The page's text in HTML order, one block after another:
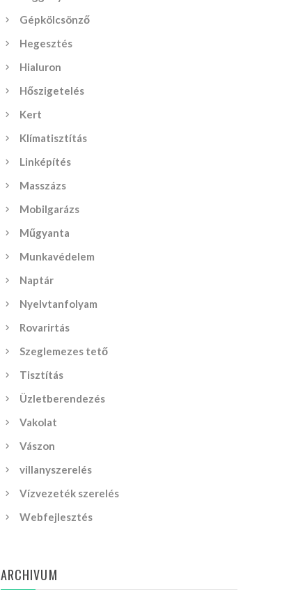
Gépkölcsönző
Hegesztés
Hialuron
Hőszigetelés
Kert
Klímatisztítás
Linképítés
Masszázs
Mobilgarázs
Műgyanta
Munkavédelem
Naptár
Nyelvtanfolyam
Rovarirtás
Szeglemezes tető
Tisztítás
Üzletberendezés
Vakolat
Vászon
villanyszerelés
Vízvezeték szerelés
Webfejlesztés
ARCHIVUM